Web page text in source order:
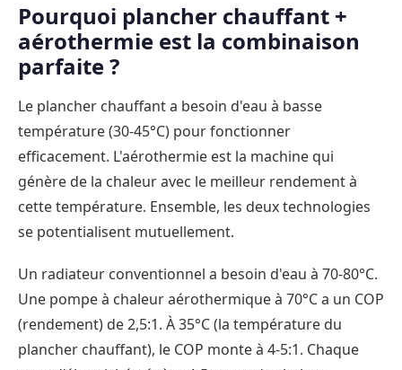
Pourquoi plancher chauffant +
aérothermie est la combinaison
parfaite ?
Le plancher chauffant a besoin d'eau à basse
température (30-45°C) pour fonctionner
efficacement. L'aérothermie est la machine qui
génère de la chaleur avec le meilleur rendement à
cette température. Ensemble, les deux technologies
se potentialisent mutuellement.
Un radiateur conventionnel a besoin d'eau à 70-80°C.
Une pompe à chaleur aérothermique à 70°C a un COP
(rendement) de 2,5:1. À 35°C (la température du
plancher chauffant), le COP monte à 4-5:1. Chaque